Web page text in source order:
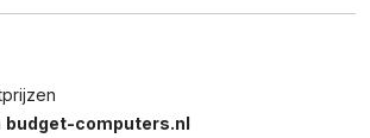
budget-computers.nl